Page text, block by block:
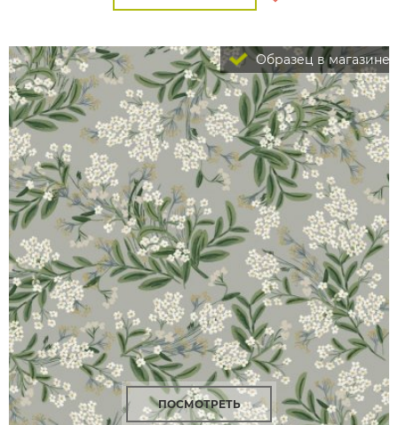
Образец в магазине
ПОСМОТРЕТЬ